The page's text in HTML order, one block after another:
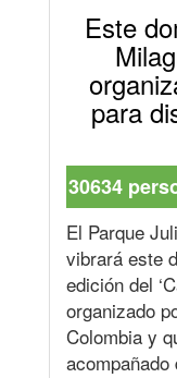
Este
para
30634
El Parque
vibrará este
edición del
organizado
Colombia y